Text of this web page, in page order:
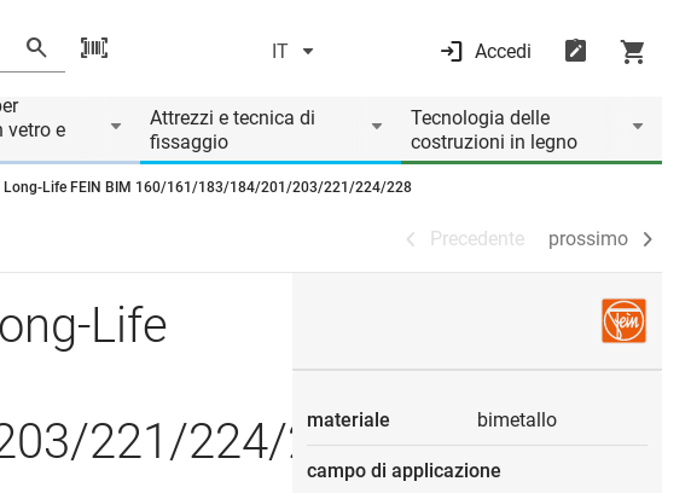
IT Accedi
vetro e
Attrezzi e tecnica di
fissaggio
Tecnologia delle
costruzioni in legno
Long-Life FEIN BIM 160/161/183/184/201/203/221/224/228
Precedente prossimo
Precedente prossimo
Life
221/224/228
materiale bimetallo
campo di applicazione